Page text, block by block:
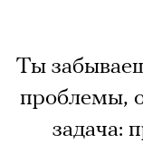
Ты
проблемы,
задача: